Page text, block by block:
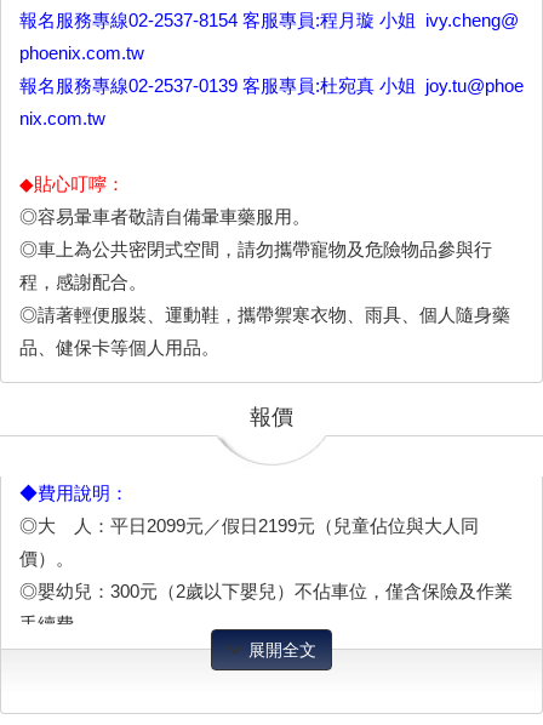
報名服務專線02-2537-8154 客服專員:程月璇 小姐 ivy.cheng@
phoenix.com.tw
報名服務專線02-2537-0139 客服專員:杜宛真 小姐 joy.tu@phoe
nix.com.tw
◆貼心叮嚀：
◎容易暈車者敬請自備暈車藥服用。
◎車上為公共密閉式空間，請勿攜帶寵物及危險物品參與行
程，感謝配合。
◎請著輕便服裝、運動鞋，攜帶禦寒衣物、雨具、個人隨身藥
品、健保卡等個人用品。
報價
◆費用說明：
◎大 人：平日2099元／假日2199元（兒童佔位與大人同
價）。
◎嬰幼兒：300元（2歲以下嬰兒）不佔車位，僅含保險及作業
手續費。
◎平假日定義：平日：週一至週五／假日：週六、週日及國定
展開全文